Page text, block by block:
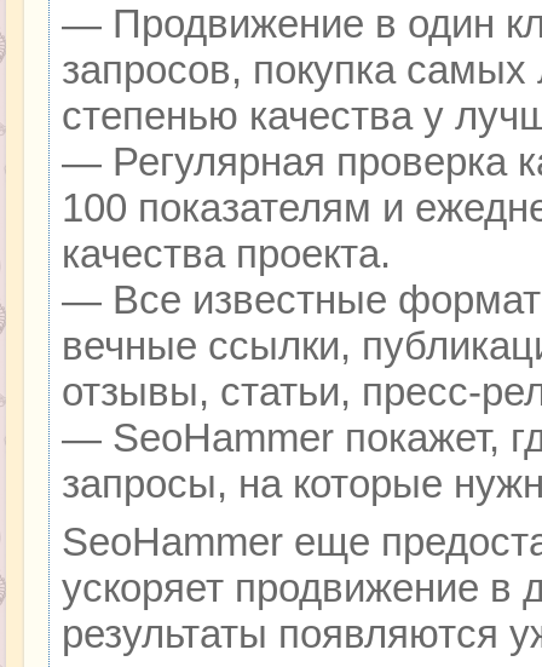
— Продвижение в один
запросов, покупка
степенью качества у
— Регулярная проверка
100 показателям и
качества проекта.
— Все известные
вечные ссылки,
отзывы, статьи, пресс-
— SeoHammer покажет,
запросы, на которые
SeoHammer еще
ускоряет продвижение в
результаты появляются